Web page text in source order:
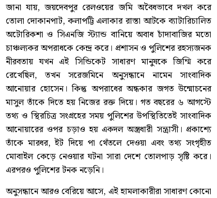
জানা যায়, জয়দেবপুর রেলওয়ের জমি অবৈধভাবে দখল করে
তোলা দোকানপাট, কলাপট্টি এলাকার রাস্তা আটকে ব্যাটারিচালিত
অটোরিকশা ও সিএনজি স্ট্যান্ড বানিয়ে অবাধ চাঁদাবাজির মতো
চাঞ্চল্যকর অপরাধকে কেন্দ্র করে। প্রশাসন ও পুলিশের রহস্যজনক
নীরবতায় যখন এই সিন্ডিকেট সাধারণ মানুষকে জিম্মি করে
রেখেছিল, তখন সরেজমিনে অনুসন্ধানে নামেন সাংবাদিক
আনোয়ার হোসেন। কিন্তু অপরাধের অন্ধকার জগত উন্মোচনের
মাসুল তাঁকে দিতে হয় নিজের রক্ত দিয়ে। গত বছরের ৬ আগস্টে
তথ্য ও স্থিরচিত্র সংগ্রহের সময় পুলিশের উপস্থিতিতেই সাংবাদিক
আনোয়ারের ওপর চড়াও হয় একদল অস্ত্রধারী সন্ত্রাসী। প্রকাশ্যে
তাঁকে মারধর, ইট দিয়ে পা থেঁতলে দেওয়া এবং তথ্য সংগৃহীত
মোবাইল কেড়ে নেওয়ার ঘটনা সারা দেশে তোলপাড় সৃষ্টি করে।
এরপরও পুলিশের টনক নড়েনি।
অনুসন্ধানে আরও বেরিয়ে আসে, এই হামলাকারীরা সাধারণ কোনো